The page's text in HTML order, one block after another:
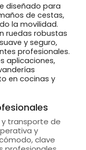
diseñado para
de cestas,
la movilidad.
ruedas robustas
y seguro,
profesionales.
aplicaciones,
en cocinas y
transporte de
y
clave